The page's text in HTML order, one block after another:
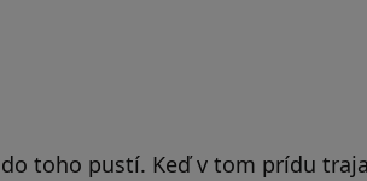
toho pustí. Keď v tom prídu